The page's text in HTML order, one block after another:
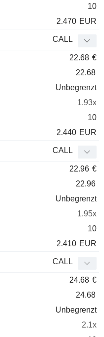
10
2.470 EUR
CALL
22.68 €
22.68
Unbegrenzt
1.93x
10
2.440 EUR
CALL
22.96 €
22.96
Unbegrenzt
1.95x
10
2.410 EUR
CALL
24.68 €
24.68
Unbegrenzt
2.1x